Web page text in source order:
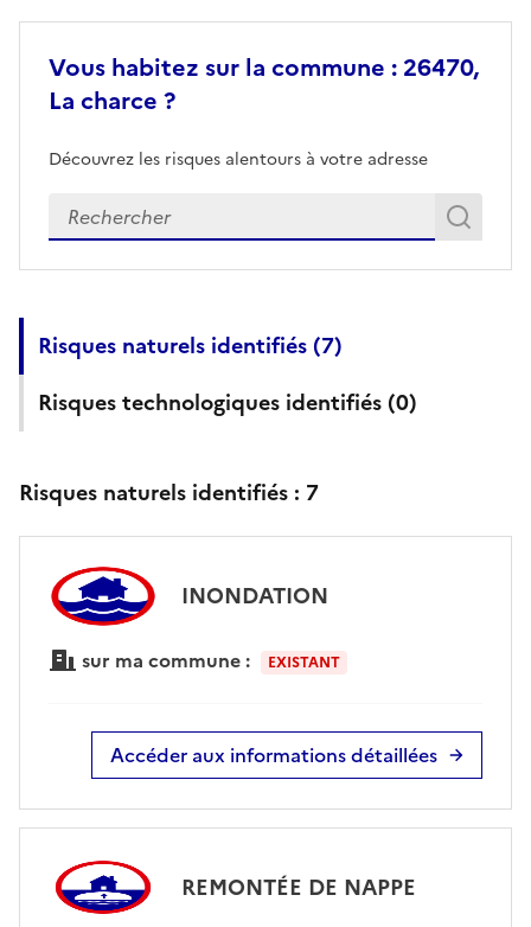
Vous habitez sur la commune : 26470,
La charce ?
Découvrez les risques alentours à votre adresse
Veuillez renseigner votre adresse exacte
Risques naturels identifiés (7)
Risques technologiques identifiés (0)
Risques naturels identifiés : 7
INONDATION
sur ma commune : EXISTANT
Accéder aux informations détaillées
REMONTÉE DE NAPPE